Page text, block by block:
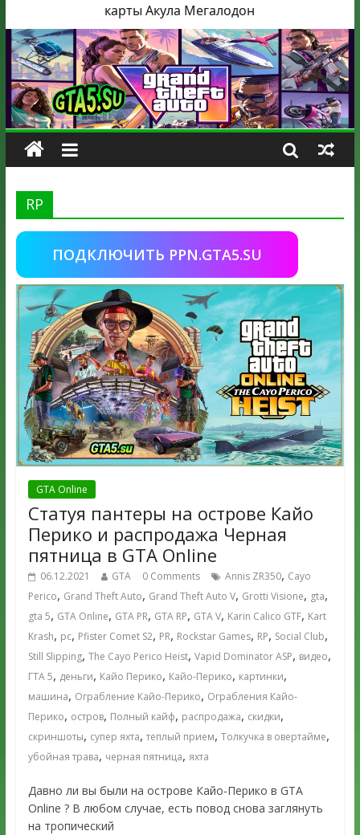
карты Акула Мегалодон
RP
ПОДКЛЮЧИТЬ PPN.GTA5.SU
GTA Online
Статуя пантеры на острове Кайо
Перико и распродажа Черная
пятница в GTA Online
06.12.2021 GTA 0 Comments Annis ZR350, Cayo
Perico, Grand Theft Auto, Grand Theft Auto V, Grotti Visione, gta,
gta 5, GTA Online, GTA PR, GTA RP, GTA V, Karin Calico GTF, Kart
Krash, pc, Pfister Comet S2, PR, Rockstar Games, RP, Social Club,
Still Slipping, The Cayo Perico Heist, Vapid Dominator ASP, видео,
ГТА 5, деньги, Кайо Перико, Кайо-Перико, картинки,
машина, Ограбление Кайо-Перико, Ограбления Кайо-
Перико, остров, Полный кайф, распродажа, скидки,
скриншоты, супер яхта, теплый прием, Толкучка в овертайме,
убойная трава, черная пятница, яхта
Давно ли вы были на острове Кайо-Перико в GTA
Online ? В любом случае, есть повод снова заглянуть
на тропический